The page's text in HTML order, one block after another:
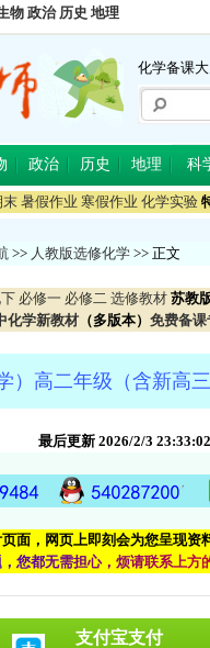
物 政治 历史 地理
化学备课
政治 历史 地理 科
末 暑假作业 寒假作业 化学实验
>> 人教版选修化学 >> 正文
必修一 必修二 选修教材 苏教
化学新教材 （多版本） 免费备课
）高二年级（含新高
最后更新 2026/2/3 23:33:02
面，网页上即刻会为您呈现资
， 您都无需担心， 烦请联系上方
支付宝支付